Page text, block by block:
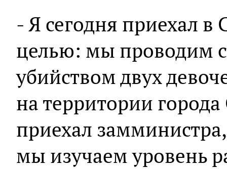
- Я сегодня приехал в
целью: мы проводим
убийством двух
на территории
приехал
мы изучаем уровень